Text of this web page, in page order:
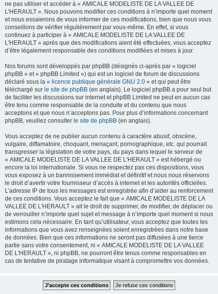
ne pas utiliser et accéder à « AMICALE MODELISTE DE LA VALLEE DE
L'HERAULT ». Nous pouvons modifier ces conditions à n’importe quel moment
et nous essaierons de vous informer de ces modifications, bien que nous vous
conseillons de vérifier régulièrement par vous-même. En effet, si vous
continuez à participer à « AMICALE MODELISTE DE LA VALLEE DE
L'HERAULT » après que des modifications aient été effectuées, vous acceptez
d’être légalement responsable des conditions modifiées et mises à jour.
Nos forums sont développés par phpBB (désignés ci-après par « logiciel
phpBB » et « phpBB Limited ») qui est un logiciel de forum de discussions
déclaré sous la « licence publique générale GNU 2.0 » et qui peut être
téléchargé sur le site de phpBB (en anglais). Le logiciel phpBB a pour seul but
de faciliter les discussions sur internet et phpBB Limited ne peut en aucun cas
être tenu comme responsable de la conduite et du contenu que nous
acceptons et que nous n’acceptons pas. Pour plus d’informations concernant
phpBB, veuillez consulter le site de phpBB (en anglais).
Vous acceptez de ne publier aucun contenu à caractère abusif, obscène,
vulgaire, diffamatoire, choquant, menaçant, pornographique, etc. qui pourrait
transgresser la législation de votre pays, du pays dans lequel le serveur de
« AMICALE MODELISTE DE LA VALLEE DE L'HERAULT » est hébergé ou
encore la loi internationale. Si vous ne respectez pas ces dispositions, vous
vous exposez à un bannissement immédiat et définitif et nous nous réservons
le droit d’avertir votre fournisseur d’accès à internet et les autorités officielles.
L’adresse IP de tous les messages est enregistrée afin d’aider au renforcement
de ces conditions. Vous acceptez le fait que « AMICALE MODELISTE DE LA
VALLEE DE L'HERAULT » ait le droit de supprimer, de modifier, de déplacer ou
de verrouiller n’importe quel sujet et message à n’importe quel moment si nous
estimons cela nécessaire. En tant qu’utilisateur, vous acceptez que toutes les
informations que vous avez renseignées soient enregistrées dans notre base
de données. Bien que ces informations ne seront pas diffusées à une tierce
partie sans votre consentement, ni « AMICALE MODELISTE DE LA VALLEE
DE L'HERAULT », ni phpBB, ne pourront être tenus comme responsables en
cas de tentative de piratage informatique visant à compromettre vos données.